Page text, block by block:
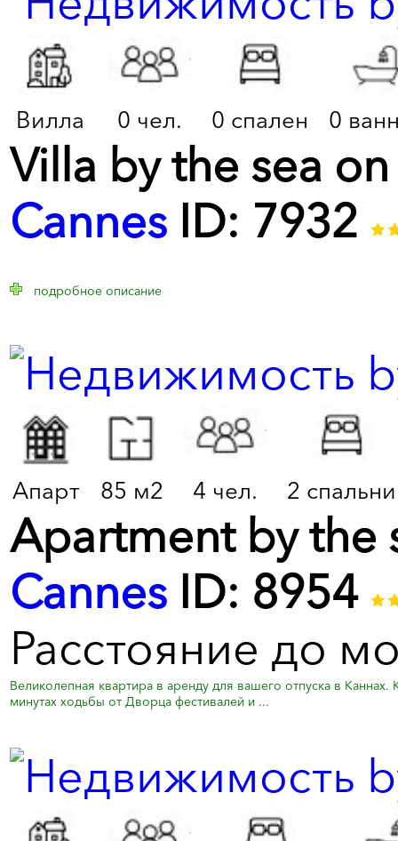
Вилла 0 чел. 0 спален 0
Villa by the sea
Cannes ID: 7932
подробное описание
Апарт 85 м2 4 чел. 2 спальни
Apartment by the
Cannes ID: 8954
Расстояние до
Великолепная квартира в аренду для вашего отпуска в
минутах ходьбы от Дворца фестивалей и ...